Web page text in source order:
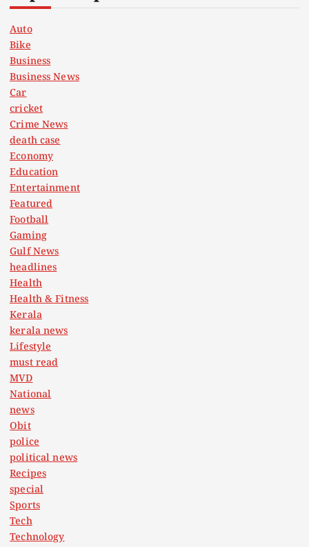
Auto
Bike
Business
Business News
Car
cricket
Crime News
death case
Economy
Education
Entertainment
Featured
Football
Gaming
Gulf News
headlines
Health
Health & Fitness
Kerala
kerala news
Lifestyle
must read
MVD
National
news
Obit
police
political news
Recipes
special
Sports
Tech
Technology